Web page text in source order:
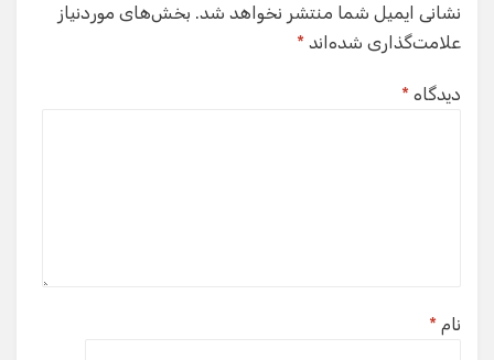
نشانی ایمیل شما منتشر نخواهد شد. بخش‌های موردنیاز
علامت‌گذاری شده‌اند *
دیدگاه *
نام *